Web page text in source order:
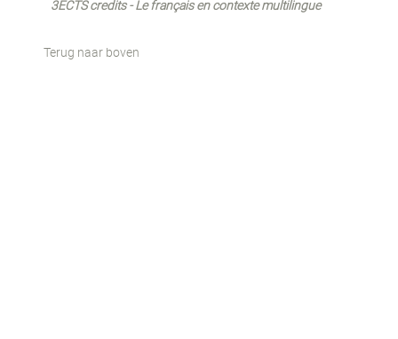
3ECTS credits - Le français en contexte multilingue
Terug naar boven